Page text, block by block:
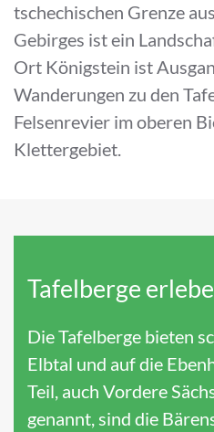
tschechischen Grenze
Gebirges ist ein
Ort Königstein ist
Wanderungen zu den
Felsenrevier im oberen
Klettergebiet.
Tafelberge
Die Tafelberge bieten
Elbtal und auf die
Teil, auch Vordere
genannt, sind die